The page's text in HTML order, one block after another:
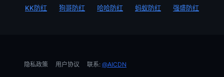
KK防红 狗哥防红 哈哈防红 蚂蚁防红 强盛防红
隐私政策 用户协议 联系: @AICDN